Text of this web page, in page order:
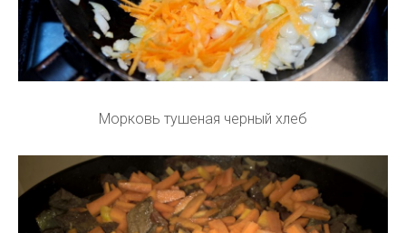
Морковь тушеная черный хлеб